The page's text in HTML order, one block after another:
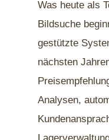
Was heute als
Bildsuche
gestützte
nächsten
Analysen,